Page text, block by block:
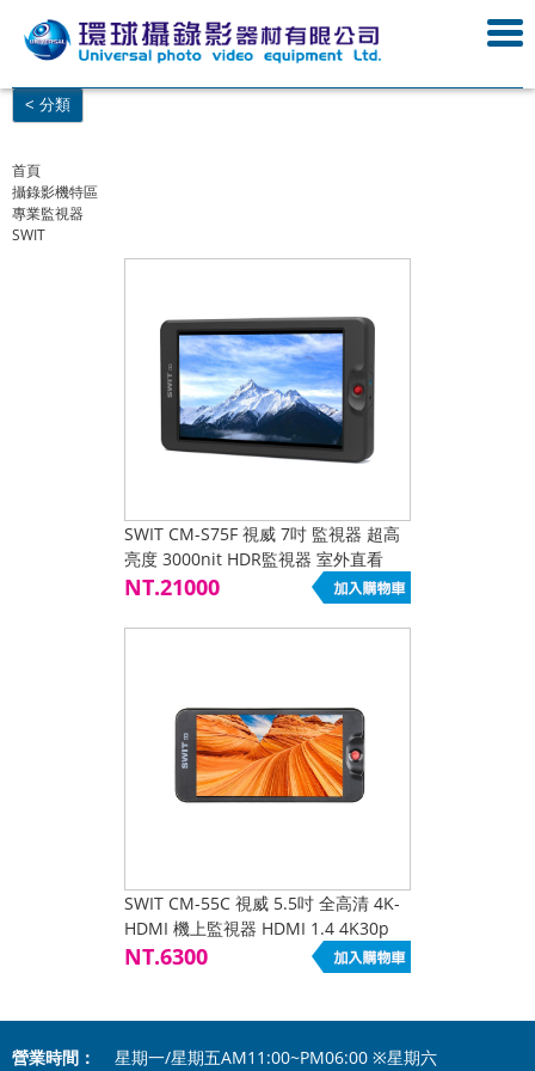
< 分類
首頁
攝錄影機特區
專業監視器
SWIT
SWIT CM-S75F 視威 7吋 監視器 超高
亮度 3000nit HDR監視器 室外直看
3G-SDI 4K HDMI
NT.21000
SWIT CM-55C 視威 5.5吋 全高清 4K-
HDMI 機上監視器 HDMI 1.4 4K30p
3DLUT
NT.6300
營業時間： 星期一/星期五AM11:00~PM06:00 ※星期六